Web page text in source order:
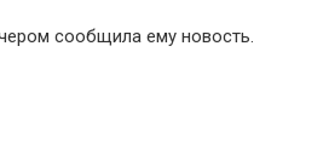
сообщила ему новость.